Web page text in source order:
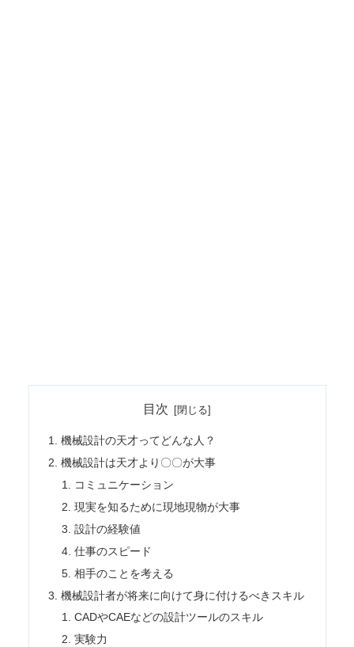
目次
機械設計の天才ってどんな人？
機械設計は天才より〇〇が大事
コミュニケーション
現実を知るために現地現物が大事
設計の経験値
仕事のスピード
相手のことを考える
機械設計者が将来に向けて身に付けるべきスキル
CADやCAEなどの設計ツールのスキル
実験力